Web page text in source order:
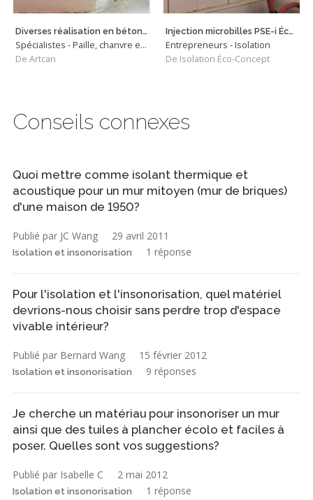
Diverses réalisation en béton de chanvre
Spécialistes - Paille, chanvre et matériaux biosourcés
De Artcan
Injection microbilles PSE-i Écobill.Md
Entrepreneurs - Isolation
De Isolation Éco-Concept
Conseils connexes
Quoi mettre comme isolant thermique et
acoustique pour un mur mitoyen (mur de briques)
d'une maison de 1950?
Publié par JC Wang 29 avril 2011
Isolation et insonorisation 1 réponse
Pour l'isolation et l'insonorisation, quel matériel
devrions-nous choisir sans perdre trop d'espace
vivable intérieur?
Publié par Bernard Wang 15 février 2012
Isolation et insonorisation 9 réponses
Je cherche un matériau pour insonoriser un mur
ainsi que des tuiles à plancher écolo et faciles à
poser. Quelles sont vos suggestions?
Publié par Isabelle C 2 mai 2012
Isolation et insonorisation 1 réponse